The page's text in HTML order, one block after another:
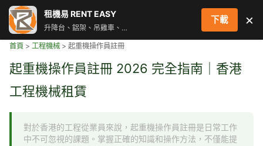
首頁 > 工程機械 > 起重機操作員註冊
起重機操作員註冊 2026 完全指南｜香港
工程機械租賃
對於香港的工程從業員來說，起重機操作員註冊是日常工作
中不可忽視的課題。掌握正確的知識和操作方法，不僅能提
租機易 RENT EASY
升降台、鋁架、吊雞車、街燈車 即時叫車配對服務
下載 ×